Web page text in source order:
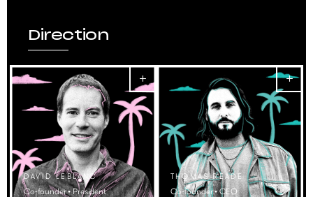
Direction
DAVID LEBLANC
Co-founder • President
THOMAS READE
Co-founder • CEO